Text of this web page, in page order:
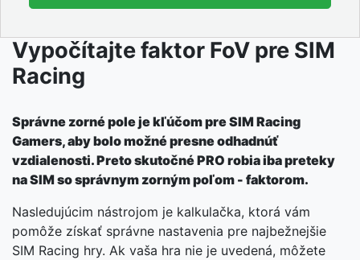
Vypočítajte faktor FoV pre SIM
Racing
Správne zorné pole je kľúčom pre SIM Racing
Gamers, aby bolo možné presne odhadnúť
vzdialenosti. Preto skutočné PRO robia iba preteky
na SIM so správnym zorným poľom - faktorom.
Nasledujúcim nástrojom je kalkulačka, ktorá vám
pomôže získať správne nastavenia pre najbežnejšie
SIM Racing hry. Ak vaša hra nie je uvedená, môžete